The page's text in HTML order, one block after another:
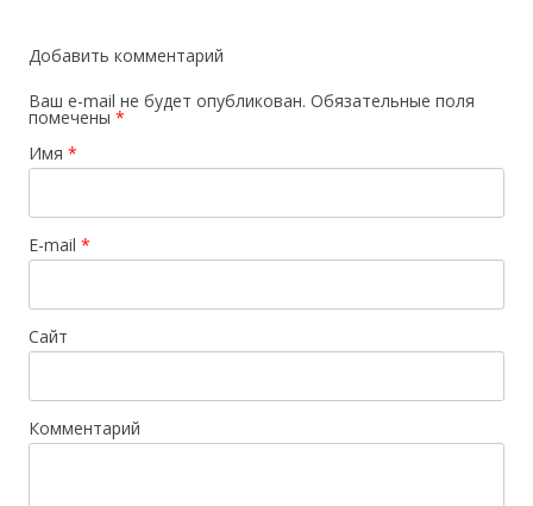
Добавить комментарий
Ваш e-mail не будет опубликован. Обязательные поля
помечены *
Имя *
E-mail *
Сайт
Комментарий